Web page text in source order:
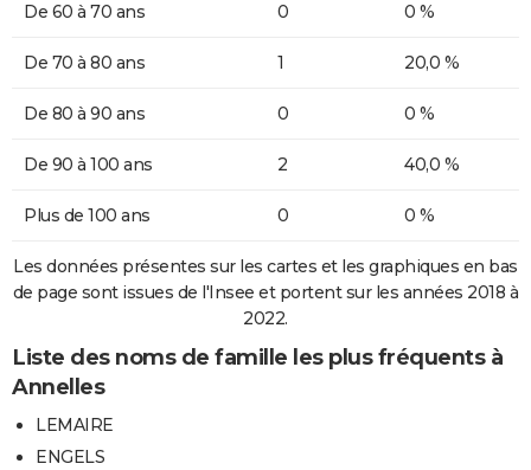
De 60 à 70 ans 0 0 %
De 70 à 80 ans 1 20,0 %
De 80 à 90 ans 0 0 %
De 90 à 100 ans 2 40,0 %
Plus de 100 ans 0 0 %
Les données présentes sur les cartes et les graphiques en bas
de page sont issues de l'Insee et portent sur les années 2018 à
2022.
Liste des noms de famille les plus fréquents à
Annelles
LEMAIRE
ENGELS